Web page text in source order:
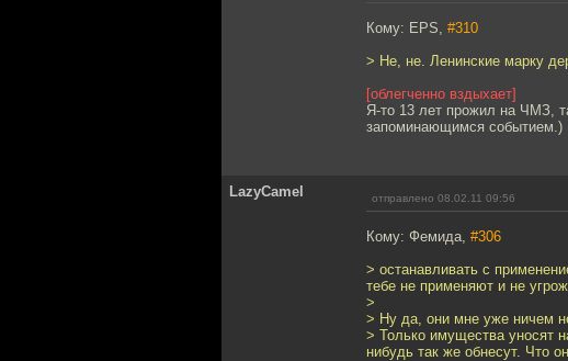
Кому: EPS, #310
> Не, не. Ленинские марку
[облегченно вздыхает]
Я-то 13 лет прожил на ЧМЗ,
запоминающимся событием.)
LazyCamel отправлено 08.02.11 09:56
Кому: Фемида, #306
> останавливать с
тебе не применяют и не
>
> Ну да, они мне уже ничем
> Только имущества уносят
нибудь так же обнесут. Что